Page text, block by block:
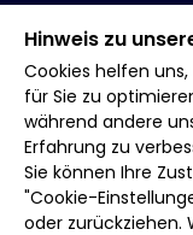
Hinweis zu
Cookies helfen
für Sie zu
während andere
Erfahrung zu
Sie können Ihre
"Cookie-
oder zurückziehen.